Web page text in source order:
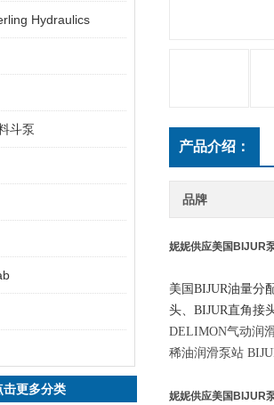
Hydraulics
斗泵
击更多分类
产品介绍：
品牌
妮妮供应美国BIJUR
美国 BIJUR油量分
头、BIJUR直角接
DELIMON气动润
稀油润滑泵站
妮妮供应美国BIJUR